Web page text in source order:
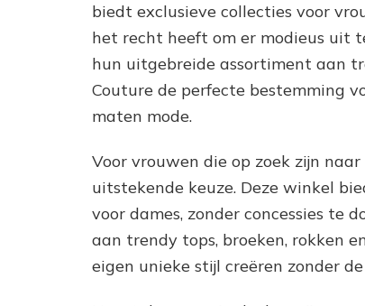
biedt exclusieve collecties voor
het recht heeft om er modieus uit
hun uitgebreide assortiment aan
Couture de perfecte bestemming
maten mode.
Voor vrouwen die op zoek zijn naar
uitstekende keuze. Deze winkel
voor dames, zonder concessies te
aan trendy tops, broeken, rokken
eigen unieke stijl creëren zonder